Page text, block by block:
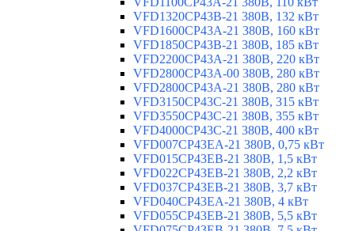
VFD1320CP43B-21 380В, 132 кВт
VFD1600CP43A-21 380В, 160 кВт
VFD1850CP43B-21 380В, 185 кВт
VFD2200CP43A-21 380В, 220 кВт
VFD2800CP43A-00 380В, 280 кВт
VFD2800CP43A-21 380В, 280 кВт
VFD3150CP43C-21 380В, 315 кВт
VFD3550CP43C-21 380В, 355 кВт
VFD4000CP43C-21 380В, 400 кВт
VFD007CP43EA-21 380В, 0,75 кВт
VFD015CP43EB-21 380В, 1,5 кВт
VFD022CP43EB-21 380В, 2,2 кВт
VFD037CP43EB-21 380В, 3,7 кВт
VFD040CP43EA-21 380В, 4 кВт
VFD055CP43EB-21 380В, 5,5 кВт